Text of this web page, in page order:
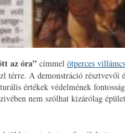
az óra”címmel ötperces
térre. A demonstráció
értékek védelmének
nem szólhat kizárólag